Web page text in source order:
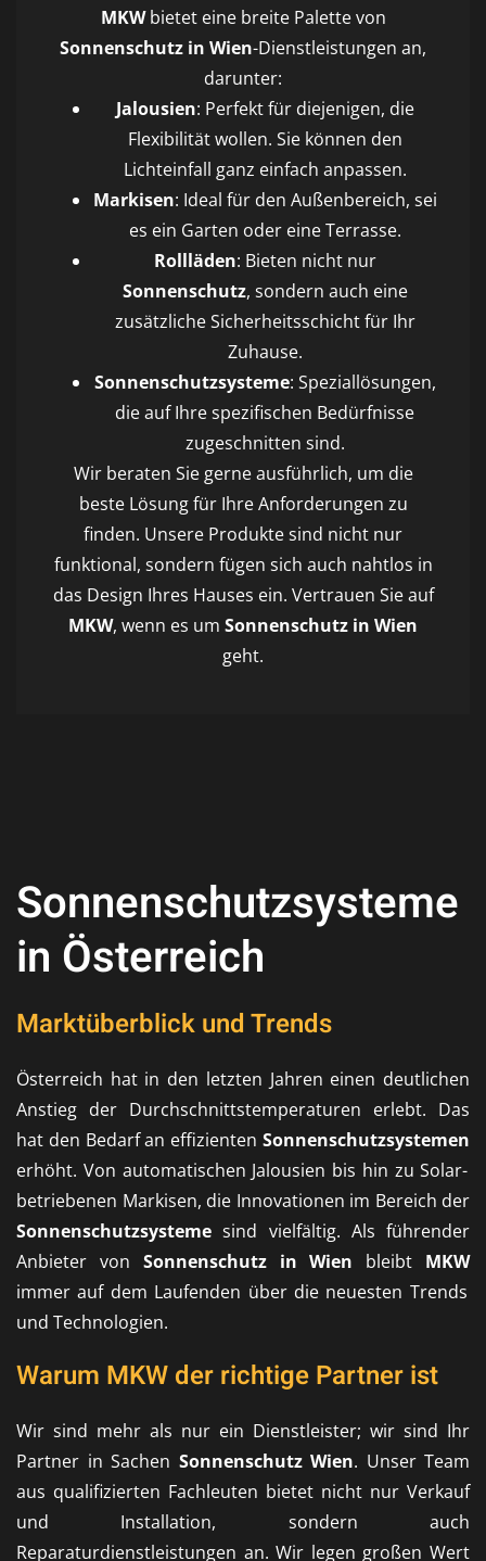
MKWbietet eine breite Palette von
Sonnenschutz in Wien-Dienstleistungen an,
darunter:
Jalousien: Perfekt für diejenigen, die
Flexibilität wollen. Sie können den
Lichteinfall ganz einfach anpassen.
Markisen: Ideal für den Außenbereich, sei
es ein Garten oder eine Terrasse.
Rollläden: Bieten nicht nur
Sonnenschutz, sondern auch eine
zusätzliche Sicherheitsschicht für Ihr
Zuhause.
Sonnenschutzsysteme: Speziallösungen,
die auf Ihre spezifischen Bedürfnisse
zugeschnitten sind.
Wir beraten Sie gerne ausführlich, um die
beste Lösung für Ihre Anforderungen zu
finden. Unsere Produkte sind nicht nur
funktional, sondern fügen sich auch nahtlos in
das Design Ihres Hauses ein. Vertrauen Sie auf
MKW, wenn es um Sonnenschutz in Wien
geht.
Sonnenschutzsysteme
in Österreich
Marktüberblick und Trends
Österreich hat in den letzten Jahren einen deutlichen
Anstieg der Durchschnittstemperaturen erlebt. Das
hat den Bedarf an effizienten Sonnenschutzsystemen
erhöht. Von automatischen Jalousien bis hin zu Solar-
betriebenen Markisen, die Innovationen im Bereich der
Sonnenschutzsysteme sind vielfältig. Als führender
Anbieter von Sonnenschutz in Wien bleibt MKW
immer auf dem Laufenden über die neuesten Trends
und Technologien.
Warum MKW der richtige Partner ist
Wir sind mehr als nur ein Dienstleister; wir sind Ihr
Partner in Sachen Sonnenschutz Wien. Unser Team
aus qualifizierten Fachleuten bietet nicht nur Verkauf
und Installation, sondern auch
Reparaturdienstleistungen an. Wir legen großen Wert